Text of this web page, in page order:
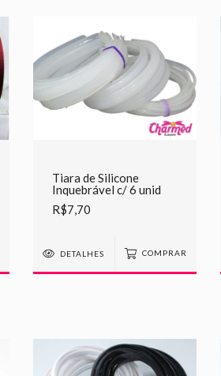
Tiara de Silicone
Inquebrável c/ 6 unid
R$7,70
DETALHES COMPRAR